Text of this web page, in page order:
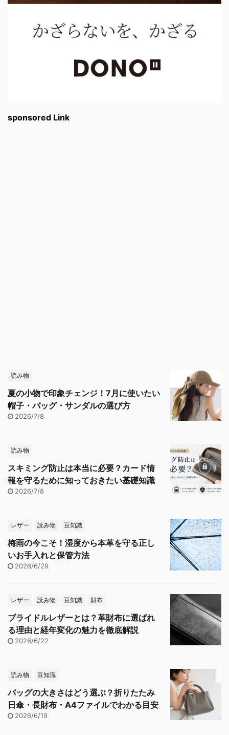
sponsored Link
読み物
夏の小物で印象チェンジ！7月に使いたい
帽子・バッグ・サンダルの選び方
2026/7/8
読み物
スキミング防止は本当に必要？カード情
報を守るために知っておきたい基礎知識
2026/7/8
レザー 読み物 豆知識
梅雨の今こそ！湿度から本革を守る正し
いお手入れと保管方法
2026/6/29
レザー 読み物 豆知識 財布
ブライドルレザーとは？革財布に選ばれ
る理由と経年変化の魅力を徹底解説
2026/6/22
読み物 豆知識
バッグの大きさはどう選ぶ？折りたたみ
日傘・長財布・A4ファイルでわかる目安
2026/6/19